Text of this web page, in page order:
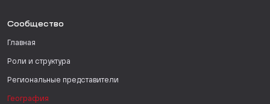
Сообщество
Главная
Роли и структура
Региональные представители
География